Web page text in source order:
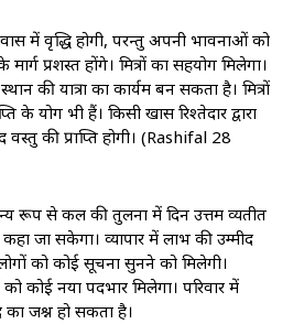
में वृद्धि होगी, परन्तु अपनी भावनाओं को
प्रशस्त होंगे। मित्रों का सहयोग मिलेगा।
की यात्रा का कार्यक्रम बन सकता है। म‍ित्रों
के योग भी हैं। किसी खास रिश्तेदार द्वारा
की प्राप्ति होगी। (Rashifal 28
रूप से कल की तुलना में दिन उत्तम व्यतीत
जा सकेगा। व्यापार में लाभ की उम्मीद
को कोई सूचना सुनने को मिलेगी।
कोई नया पदभार मिलेगा। परिवार में
जश्न हो सकता है।